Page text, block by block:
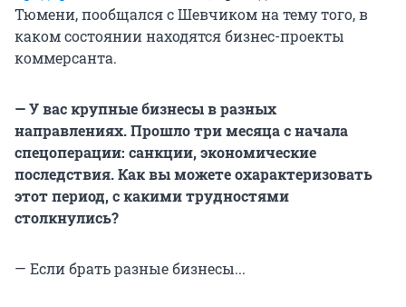
Тюмени, пообщался с Шевчиком на тему того, в
каком состоянии находятся бизнес-проекты
коммерсанта.
— У вас крупные бизнесы в разных
направлениях. Прошло три месяца с начала
спецоперации: санкции, экономические
последствия. Как вы можете охарактеризовать
этот период, с какими трудностями
столкнулись?
— Если брать разные бизнесы...